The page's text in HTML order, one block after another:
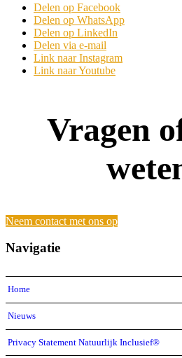
Delen op Facebook
Delen op WhatsApp
Delen op LinkedIn
Delen via e-mail
Link naar Instagram
Link naar Youtube
Vragen
Neem contact met ons op
Navigatie
Home
Nieuws
Privacy Statement Natuurlijk Inclusief®